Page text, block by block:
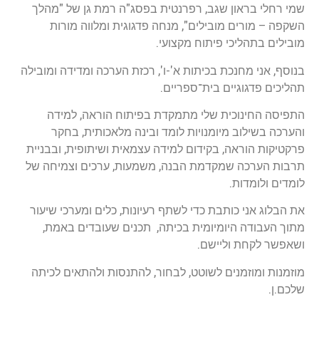
שמי רחלי בראון שגב, רפרנטית בפסג"ה רמת גן של "מהלך
השקפה – מורים מובילים", מנחה פדגוגית ומלווה מורות
מובילים בתהליכי פיתוח מקצועי.
בנוסף, אני מחנכת בכיתות א'-ו', רכזת הערכה ומדידה ומובילה
תהליכים פדגוגיים בית־ספריים.
התפיסה החינוכית שלי מתמקדת בפיתוח הוראה, למידה
והערכה בשילוב מיומנויות לומד ובינה מלאכותית, בחקר
פרקטיקות הוראה, בקידום למידה עצמאית ושיתופית, ובבניית
תרבות הערכה שמקדמת הבנה, משמעות, ערכים וצמיחה של
לומדים ולומדות.
את הבלוג אני כותבת כדי לשתף רעיונות, כלים ומערכי שיעור
מתוך העבודה היומיומית בכיתה, תכנים שעובדים באמת,
ושאפשר לקחת וליישם.
מוזמנות ומוזמנים לשוטט, לבחור, להתנסות ולהתאים לכיתה
שלכם.ן.